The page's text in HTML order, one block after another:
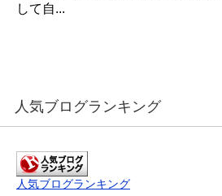
して自...
人気ブログランキング
人気ブログランキング